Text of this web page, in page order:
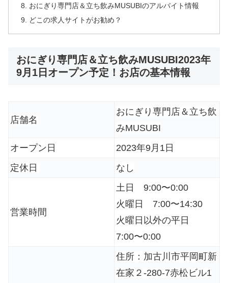
おにぎり専門店＆立ち飲みMUSUBIのアルバイト情報
どこの求人サイトがお勧め？
おにぎり専門店＆立ち飲みMUSUBI2023年
9月1日オープン予定！お店の基本情報
店舗名
おにぎり専門店＆立ち飲
みMUSUBI
オープン日
2023年9月1日
定休日
なし
営業時間
土日 9:00〜0:00
火曜日 7:00〜14:30
火曜日以外の平日
7:00〜0:00
住所：加古川市平岡町新
在家２-280-7赤松ビル1